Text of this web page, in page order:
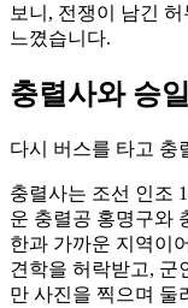
보니, 전쟁이 남긴
느꼈습니다.
충렬사와 승
다시 버스를 타고 충
충렬사는 조선 인조
운 충렬공 홍명구와
한과 가까운 지역이
견학을 허락받고, 군
만 사진을 찍으며 둘